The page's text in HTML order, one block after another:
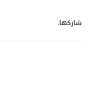
شاركها.